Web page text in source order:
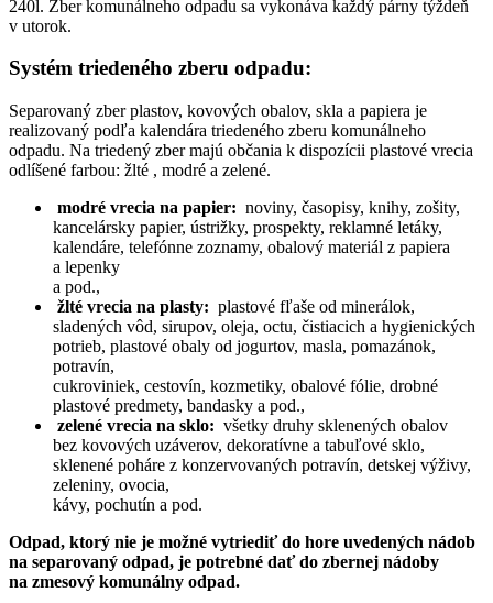
240l. Zber komunálneho odpadu sa vykonáva každý párny týždeň
v utorok.
Systém triedeného zberu odpadu:
Separovaný zber plastov, kovových obalov, skla a papiera je
realizovaný podľa kalendára triedeného zberu komunálneho
odpadu. Na triedený zber majú občania k dispozícii plastové vrecia
odlíšené farbou: žlté , modré a zelené.
modré vrecia na papier: noviny, časopisy, knihy, zošity,
kancelársky papier, ústrižky, prospekty, reklamné letáky,
kalendáre, telefónne zoznamy, obalový materiál z papiera
a lepenky
a pod.,
žlté vrecia na plasty: plastové fľaše od minerálok,
sladených vôd, sirupov, oleja, octu, čistiacich a hygienických
potrieb, plastové obaly od jogurtov, masla, pomazánok,
potravín,
cukroviniek, cestovín, kozmetiky, obalové fólie, drobné
plastové predmety, bandasky a pod.,
zelené vrecia na sklo: všetky druhy sklenených obalov
bez kovových uzáverov, dekoratívne a tabuľové sklo,
sklenené poháre z konzervovaných potravín, detskej výživy,
zeleniny, ovocia,
kávy, pochutín a pod.
Odpad, ktorý nie je možné vytriediť do hore uvedených nádob
na separovaný odpad, je potrebné dať do zbernej nádoby
na zmesový komunálny odpad.